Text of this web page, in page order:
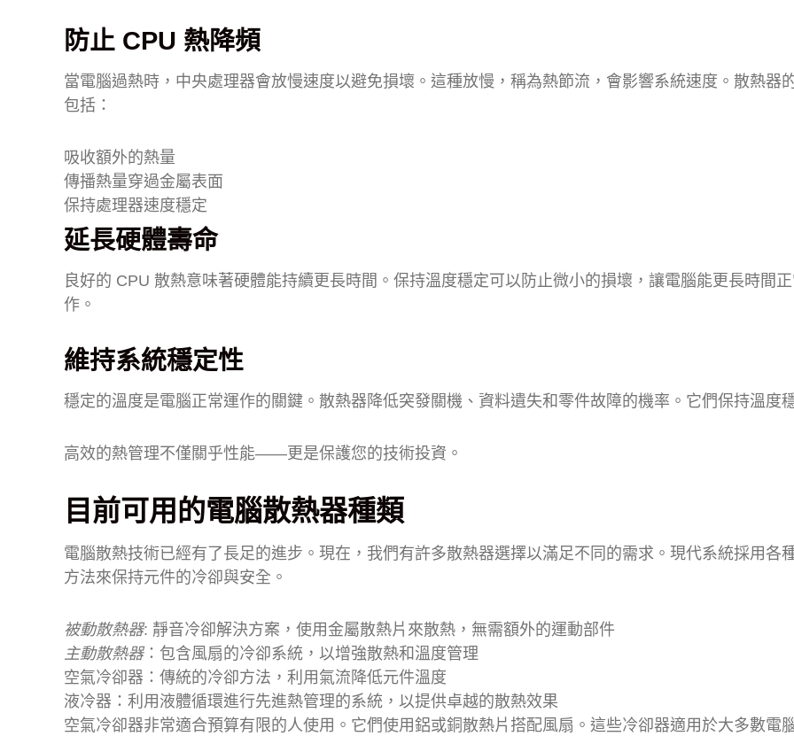
防止 CPU 熱降頻
當電腦過熱時，中央處理器會放慢速度以避免損壞。這種放慢，稱為熱節流，會影響系統速度。散熱器
包括：
吸收額外的熱量
傳播熱量穿過金屬表面
保持處理器速度穩定
延長硬體壽命
良好的 CPU 散熱意味著硬體能持續更長時間。保持溫度穩定可以防止微小的損壞，讓電腦能更長時間
作。
維持系統穩定性
穩定的溫度是電腦正常運作的關鍵。散熱器降低突發關機、資料遺失和零件故障的機率。它們保持溫度
高效的熱管理不僅關乎性能——更是保護您的技術投資。
目前可用的電腦散熱器種類
電腦散熱技術已經有了長足的進步。現在，我們有許多散熱器選擇以滿足不同的需求。現代系統採用各
方法來保持元件的冷卻與安全。
被動散熱器: 靜音冷卻解決方案，使用金屬散熱片來散熱，無需額外的運動部件
主動散熱器：包含風扇的冷卻系統，以增強散熱和溫度管理
空氣冷卻器：傳統的冷卻方法，利用氣流降低元件溫度
液冷器：利用液體循環進行先進熱管理的系統，以提供卓越的散熱效果
空氣冷卻器非常適合預算有限的人使用。它們使用鋁或銅散熱片搭配風扇。這些冷卻器適用於大多數電